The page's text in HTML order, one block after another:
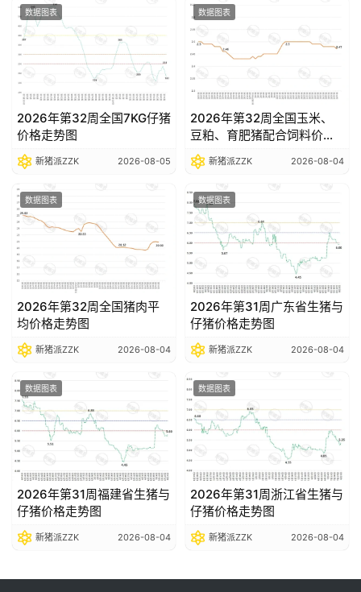
图
表
今
日
猪
价
数据图表
2026年第32周全国7KG仔猪
价格走势图
新猪派ZZK 2026-08-05
数据图表
2026年第32周全国玉米、
豆粕、育肥猪配合饲料价格
走势图
新猪派ZZK 2026-08-04
数据图表
2026年第32周全国猪肉平
均价格走势图
新猪派ZZK 2026-08-04
数据图表
2026年第31周广东省生猪与
仔猪价格走势图
新猪派ZZK 2026-08-04
数据图表
2026年第31周福建省生猪与
仔猪价格走势图
新猪派ZZK 2026-08-04
数据图表
2026年第31周浙江省生猪与
仔猪价格走势图
新猪派ZZK 2026-08-04